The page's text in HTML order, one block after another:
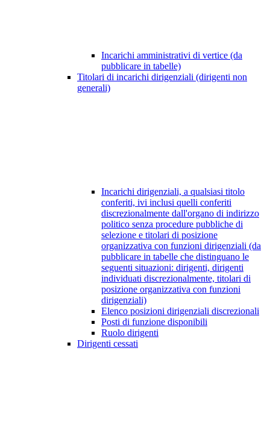
Incarichi amministrativi di vertice (da
pubblicare in tabelle)
Titolari di incarichi dirigenziali (dirigenti non
generali)
Incarichi dirigenziali, a qualsiasi titolo
conferiti, ivi inclusi quelli conferiti
discrezionalmente dall'organo di indirizzo
politico senza procedure pubbliche di
selezione e titolari di posizione
organizzativa con funzioni dirigenziali (da
pubblicare in tabelle che distinguano le
seguenti situazioni: dirigenti, dirigenti
individuati discrezionalmente, titolari di
posizione organizzativa con funzioni
dirigenziali)
Elenco posizioni dirigenziali discrezionali
Posti di funzione disponibili
Ruolo dirigenti
Dirigenti cessati